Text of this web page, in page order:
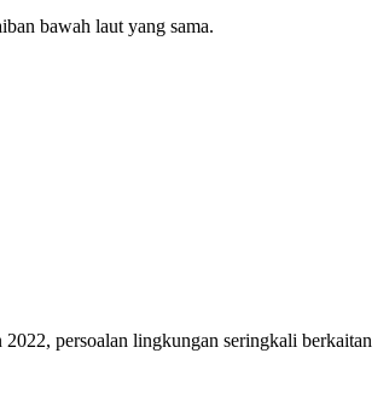
bawah laut yang sama.
persoalan lingkungan seringkali berkaitan